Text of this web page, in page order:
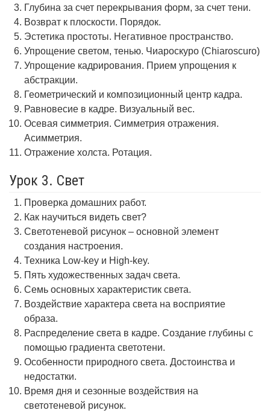
Глубина за счет перекрывания форм, за счет тени.
Возврат к плоскости. Порядок.
Эстетика простоты. Негативное пространство.
Упрощение светом, тенью. Чиароскуро (Chiaroscuro)
Упрощение кадрирования. Прием упрощения к
абстракции.
Геометрический и композиционный центр кадра.
Равновесие в кадре. Визуальный вес.
Осевая симметрия. Симметрия отражения.
Асимметрия.
Отражение холста. Ротация.
Урок 3. Свет
Проверка домашних работ.
Как научиться видеть свет?
Светотеневой рисунок – основной элемент
создания настроения.
Техника Low-key и High-key.
Пять художественных задач света.
Семь основных характеристик света.
Воздействие характера света на восприятие
образа.
Распределение света в кадре. Создание глубины с
помощью градиента светотени.
Особенности природного света. Достоинства и
недостатки.
Время дня и сезонные воздействия на
светотеневой рисунок.